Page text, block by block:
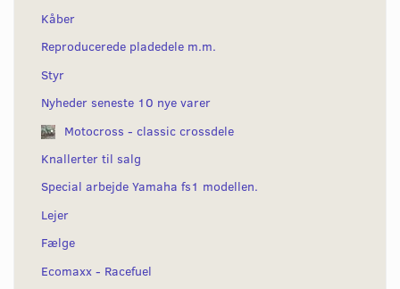
Kåber
Reproducerede pladedele m.m.
Styr
Nyheder seneste 10 nye varer
Motocross - classic crossdele
Knallerter til salg
Special arbejde Yamaha fs1 modellen.
Lejer
Fælge
Ecomaxx - Racefuel